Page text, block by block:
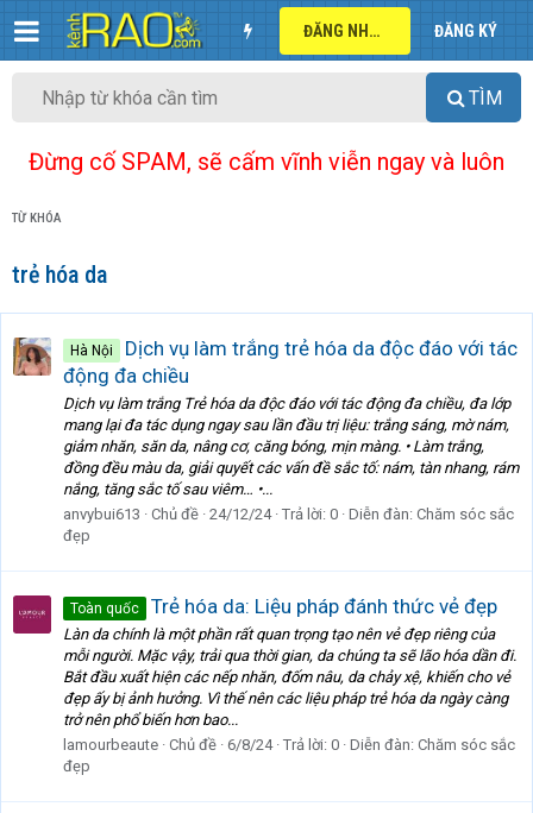
ĐĂNG NHẬP ĐĂNG KÝ
TÌM
Đừng cố SPAM, sẽ cấm vĩnh viễn ngay và luôn
TỪ KHÓA
trẻ hóa da
Hà Nội
Dịch vụ làm trắng trẻ hóa da độc đáo với tác
động đa chiều
Dịch vụ làm trắng Trẻ hóa da độc đáo với tác động đa chiều, đa lớp
mang lại đa tác dụng ngay sau lần đầu trị liệu: trắng sáng, mờ nám,
giảm nhăn, săn da, nâng cơ, căng bóng, mịn màng. • Làm trắng,
đồng đều màu da, giải quyết các vấn đề sắc tố: nám, tàn nhang, rám
nắng, tăng sắc tố sau viêm… •...
anvybui613
Chủ đề 24/12/24 Trả lời: 0 Diễn đàn: Chăm sóc sắc
đẹp
Toàn quốc Trẻ hóa da: Liệu pháp đánh thức vẻ đẹp
Làn da chính là một phần rất quan trọng tạo nên vẻ đẹp riêng của
mỗi người. Mặc vậy, trải qua thời gian, da chúng ta sẽ lão hóa dần đi.
Bắt đầu xuất hiện các nếp nhăn, đốm nâu, da chảy xệ, khiến cho vẻ
đẹp ấy bị ảnh hưởng. Vì thế nên các liệu pháp trẻ hóa da ngày càng
trở nên phổ biến hơn bao...
lamourbeaute Chủ đề 6/8/24 Trả lời: 0 Diễn đàn: Chăm sóc sắc
đẹp